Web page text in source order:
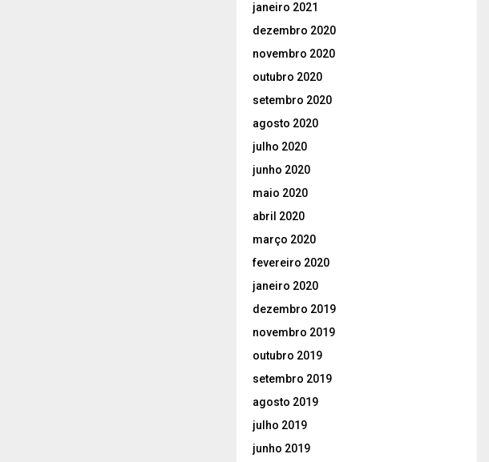
janeiro 2021
dezembro 2020
novembro 2020
outubro 2020
setembro 2020
agosto 2020
julho 2020
junho 2020
maio 2020
abril 2020
março 2020
fevereiro 2020
janeiro 2020
dezembro 2019
novembro 2019
outubro 2019
setembro 2019
agosto 2019
julho 2019
junho 2019